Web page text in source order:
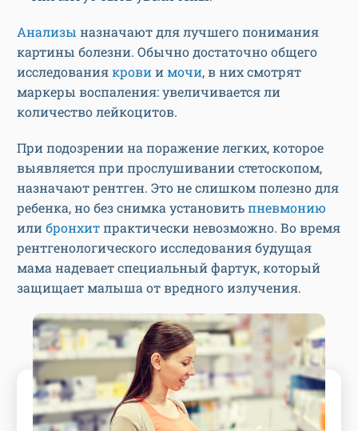
Анализы назначают для лучшего понимания
картины болезни. Обычно достаточно общего
исследованиякровиимочи, в них смотрят
маркеры воспаления: увеличивается ли
количество лейкоцитов.
При подозрении на поражение легких, которое
выявляется при прослушивании стетоскопом,
назначают рентген. Это не слишком полезно для
ребенка, но без снимка установитьпневмонию
илибронхитпрактически невозможно. Во время
рентгенологического исследования будущая
мама надевает специальный фартук, который
защищает малыша от вредного излучения.